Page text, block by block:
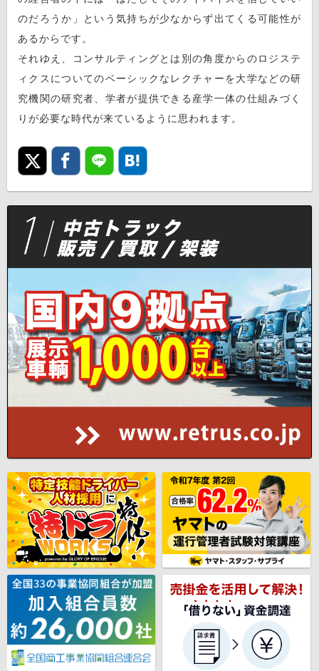
のだろうか」という気持ちが少なからず出てくる可能性が
あるからです。
それゆえ、コンサルティングとは別の角度からのロジステ
ィクスについてのベーシックなレクチャーを大学などの研
究機関の研究者、学者が提供できる産学一体の仕組みづく
りが必要な時代が来ているように思われます。